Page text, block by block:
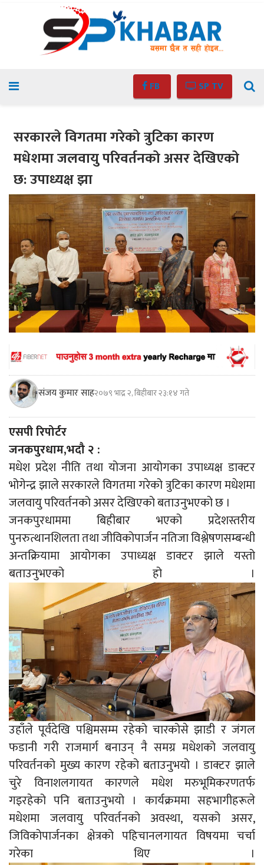
FB SP TV
सरकारले विगतमा गरेको त्रुटिका कारण
मधेशमा जलवायु परिवर्तनको असर देखिएको
छ: उपाध्यक्ष झा
संजय कुमार साह२०७९ भाद्र २, बिहीबार २३:१४ गते
एसपी रिपोर्टर
जनकपुरधाम,भदौ २ :
मधेश प्रदेश नीति तथा योजना आयोगका उपाध्यक्ष डाक्टर
भोगेन्द्र झाले सरकारले विगतमा गरेको त्रुटिका कारण मधेशमा
जलवायु परिवर्तनको असर देखिएको बताउनुभएको छ ।
जनकपुरधाममा बिहीबार भएको प्रदेशस्तरीय
पुनरुत्थानशिलता तथा जीविकोपार्जन नतिजा विश्लेषणसम्बन्धी
अन्तक्रियामा आयोगका उपाध्यक्ष डाक्टर झाले यस्तो
बताउनुभएको हो ।
उहाँले पूर्वदेखि पश्चिमसम्म रहेको चारकोसे झाडी र जंगल
फडानी गरी राजमार्ग बनाउन् नै समग्र मधेशको जलवायु
परिवर्तनको मुख्य कारण रहेको बताउनुभयो । डाक्टर झाले
चुरे विनाशलगायत कारणले मधेश मरुभूमिकरणतर्फ
गइरहेको पनि बताउनुभयो । कार्यक्रममा सहभागीहरूले
मधेशमा जलवायु परिवर्तनको अवस्था, यसको असर,
जिविकोपार्जनका क्षेत्रको पहिचानलगायत विषयमा चर्चा
गरेका थिए ।